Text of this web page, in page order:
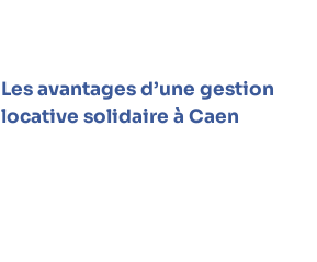
Les avantages d’une gestion
locative solidaire à Caen